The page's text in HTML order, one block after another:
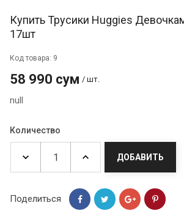
Купить Трусики Huggies
17шт
Код товара: 9
58 990 сум / шт.
null
Количество
ДОБАВИТЬ
Поделиться